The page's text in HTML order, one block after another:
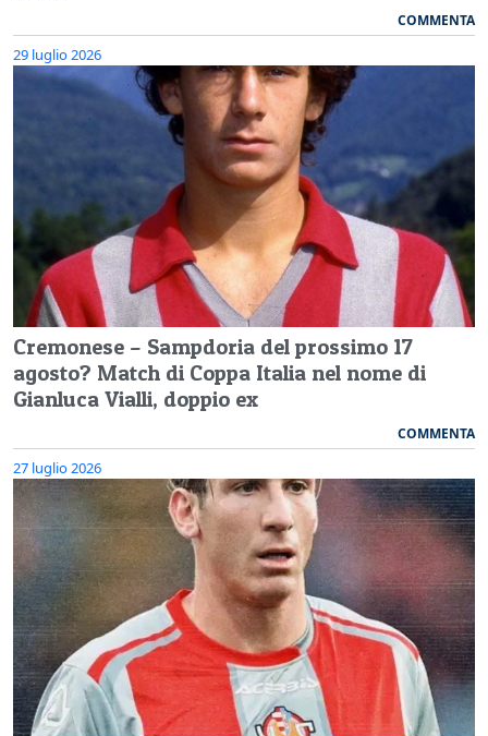
COMMENTA
29 luglio 2026
Cremonese – Sampdoria del prossimo 17
agosto? Match di Coppa Italia nel nome di
Gianluca Vialli, doppio ex
COMMENTA
27 luglio 2026